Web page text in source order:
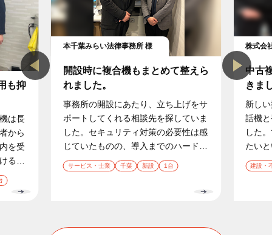
も抑
は長
から
を受
ると
入れ
更新
本千葉みらい法律事務所 様
開設時に複合機もまとめて整えら
れました。
事務所の開設にあたり、立ち上げをサ
ポートしてくれる相談先を探していま
した。セキュリティ対策の必要性は感
じていたものの、導入までのハードル
が高いと感じていました。機器の準備
だけでなく、開設時に必要なものをま
業サービス・士業
所千葉
導新設
導1台
株式会
中古
きま
新し
話機
した
たい
判断
め、
業建設・